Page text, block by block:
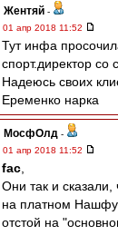
Жентяй -
01 апр 2018 11:52
Тут инфа
спорт.директор со
Надеюсь своих
Еременко нарка
МосфОлд -
01 апр 2018 11:52
fac
Они так и
на платном
отстой на